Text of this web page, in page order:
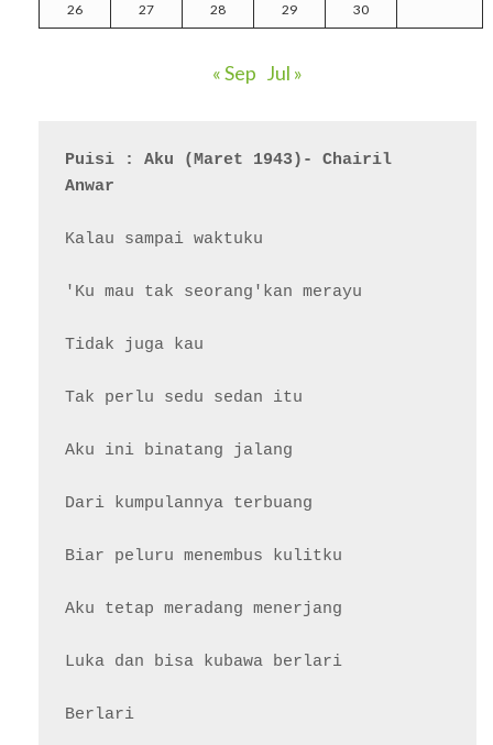
26 27 28 29 30
« Sep Jul »
Puisi : Aku (Maret 1943)- Chairil
Anwar
Kalau sampai waktuku
'Ku mau tak seorang'kan merayu
Tidak juga kau
Tak perlu sedu sedan itu
Aku ini binatang jalang
Dari kumpulannya terbuang
Biar peluru menembus kulitku
Aku tetap meradang menerjang
Luka dan bisa kubawa berlari
Berlari